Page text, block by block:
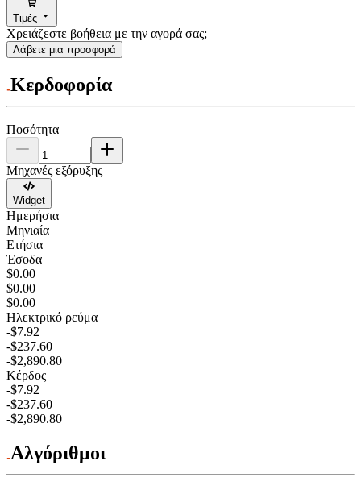
Τιμές
Χρειάζεστε βοήθεια με την αγορά σας;
Λάβετε μια προσφορά
Κερδοφορία
Ποσότητα
Μηχανές εξόρυξης
Widget
Ημερήσια
Μηνιαία
Ετήσια
Έσοδα
$0.00
$0.00
$0.00
Ηλεκτρικό ρεύμα
-$7.92
-$237.60
-$2,890.80
Κέρδος
-$7.92
-$237.60
-$2,890.80
Αλγόριθμοι